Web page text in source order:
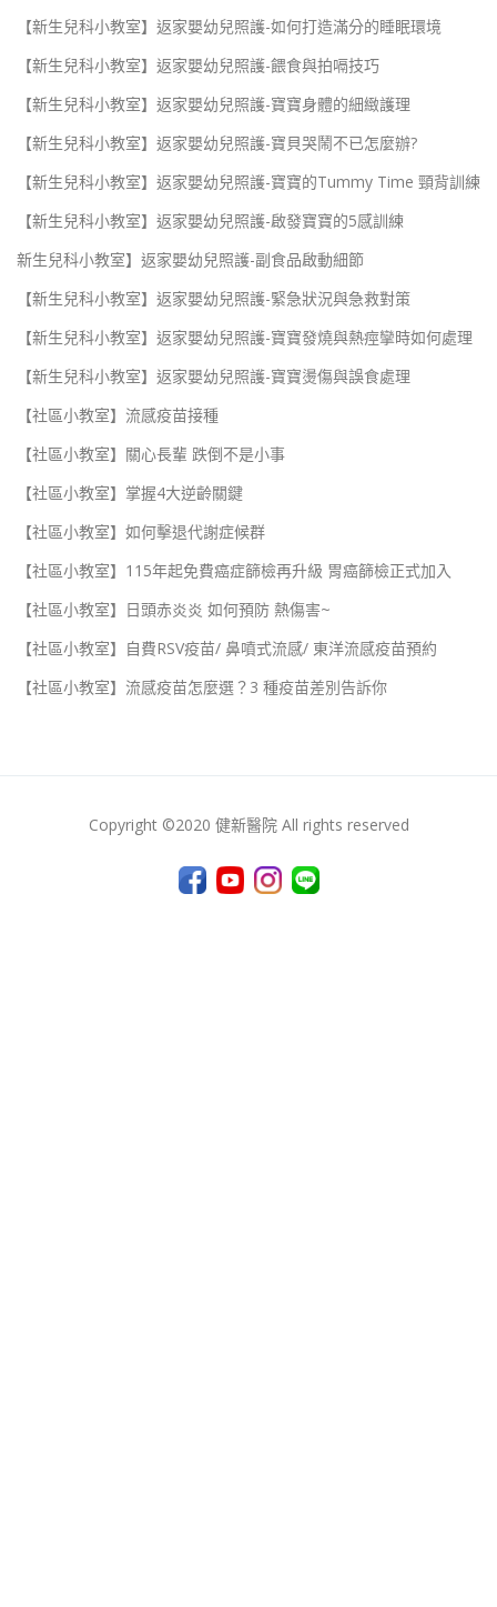
【新生兒科小教室】返家嬰幼兒照護-如何打造滿分的睡眠環境
【新生兒科小教室】返家嬰幼兒照護-餵食與拍嗝技巧
【新生兒科小教室】返家嬰幼兒照護-寶寶身體的細緻護理
【新生兒科小教室】返家嬰幼兒照護-寶貝哭鬧不已怎麼辦?
【新生兒科小教室】返家嬰幼兒照護-寶寶的Tummy Time 頸背訓練
【新生兒科小教室】返家嬰幼兒照護-啟發寶寶的5感訓練
新生兒科小教室】返家嬰幼兒照護-副食品啟動細節
【新生兒科小教室】返家嬰幼兒照護-緊急狀況與急救對策
【新生兒科小教室】返家嬰幼兒照護-寶寶發燒與熱痙攣時如何處理
【新生兒科小教室】返家嬰幼兒照護-寶寶燙傷與誤食處理
【社區小教室】流感疫苗接種
【社區小教室】關心長輩 跌倒不是小事
【社區小教室】掌握4大逆齡關鍵
【社區小教室】如何擊退代謝症候群
【社區小教室】115年起免費癌症篩檢再升級 胃癌篩檢正式加入
【社區小教室】日頭赤炎炎 如何預防 熱傷害~
【社區小教室】自費RSV疫苗/ 鼻噴式流感/ 東洋流感疫苗預約
【社區小教室】流感疫苗怎麼選？3 種疫苗差別告訴你
Copyright ©2020 健新醫院 All rights reserved